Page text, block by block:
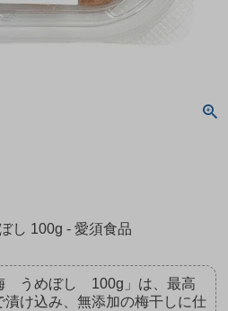
し 100g - 愛須食品
うめぼし 100g」は、最高
け込み、無添加の梅干しに仕